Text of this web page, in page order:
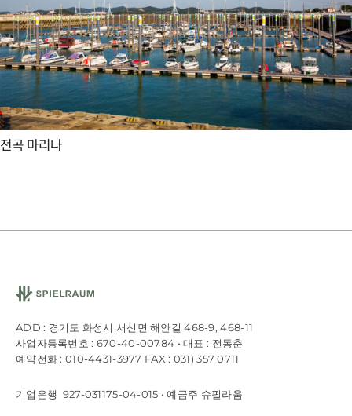
전곡 마리나
ADD : 경기도 화성시 서신면 해안길 468-9, 468-11
사업자등록번호 : 670-40-00784 • 대표 : 전동춘
예약전화 : 010-4431-3977 FAX : 031) 357 0711
기업은행 927-031175-04-015 • 예금주 슈필라움